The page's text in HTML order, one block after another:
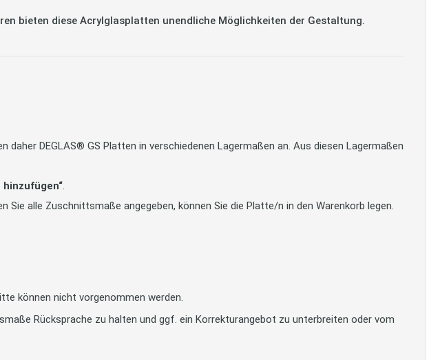
bieten diese Acrylglasplatten unendliche Möglichkeiten der Gestaltung.
DEGLAS® GS Platten in verschiedenen Lagermaßen an. Aus diesen Lagermaßen
alle Zuschnittsmaße angegeben, können Sie die Platte/n in den Warenkorb legen.
können nicht vorgenommen werden.
Rücksprache zu halten und ggf. ein Korrekturangebot zu unterbreiten oder vom